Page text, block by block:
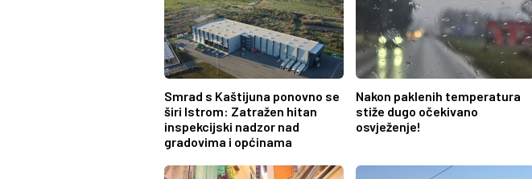
Smrad s Kaštijuna ponovno se
širi Istrom: Zatražen hitan
inspekcijski nadzor nad
gradovima i općinama
Nakon paklenih temperatura
stiže dugo očekivano
osvježenje!